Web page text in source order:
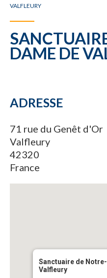
VALFLEURY
DAME DE
ADRESSE
71 rue du Genêt d'Or
Valfleury
42320
France
Sanctuaire de
Valfleury